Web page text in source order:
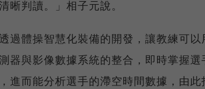
晰判讀。」相子元說。
過體操智慧化裝備的開發，讓教練可
器與影像數據系統的整合，即時掌握
進而能分析選手的滯空時間數據，由此